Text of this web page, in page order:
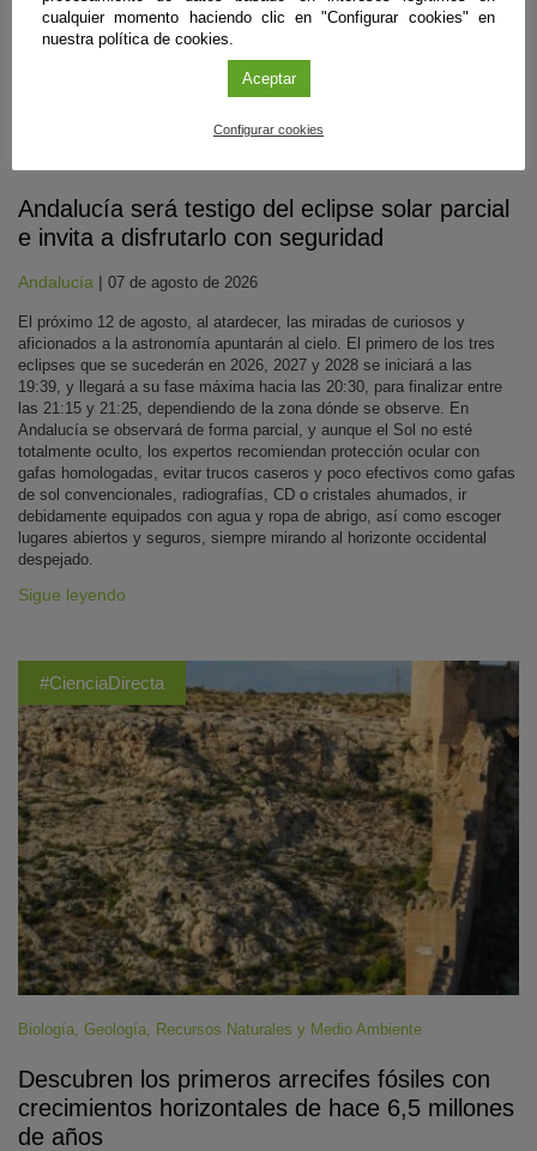
Andalucía será testigo del eclipse solar parcial
e invita a disfrutarlo con seguridad
Andalucía | 07 de agosto de 2026
El próximo 12 de agosto, al atardecer, las miradas de curiosos y
aficionados a la astronomía apuntarán al cielo. El primero de los tres
eclipses que se sucederán en 2026, 2027 y 2028 se iniciará a las
19:39, y llegará a su fase máxima hacia las 20:30, para finalizar entre
las 21:15 y 21:25, dependiendo de la zona dónde se observe. En
Andalucía se observará de forma parcial, y aunque el Sol no esté
totalmente oculto, los expertos recomiendan protección ocular con
gafas homologadas, evitar trucos caseros y poco efectivos como gafas
de sol convencionales, radiografías, CD o cristales ahumados, ir
debidamente equipados con agua y ropa de abrigo, así como escoger
lugares abiertos y seguros, siempre mirando al horizonte occidental
despejado.
Sigue leyendo
#CienciaDirecta
Biología Geología Recursos Naturales y Medio Ambiente
Descubren los primeros arrecifes fósiles con
crecimientos horizontales de hace 6,5 millones
de años
cualquier momento haciendo clic en "Configurar cookies" en
nuestra política de cookies.
Aceptar
Configurar cookies